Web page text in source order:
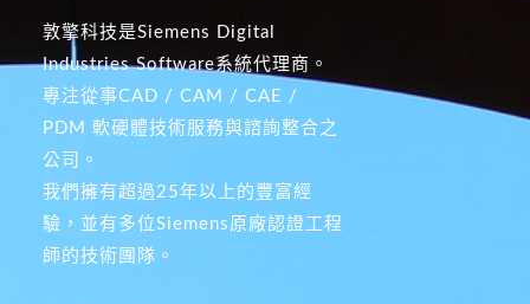
敦擎科技是Siemens Digital
Industries Software系統代理商。
專注從事CAD / CAM / CAE /
PDM 軟硬體技術服務與諮詢整合之
公司。
我們擁有超過25年以上的豐富經
驗，並有多位Siemens原廠認證工程
師的技術團隊。